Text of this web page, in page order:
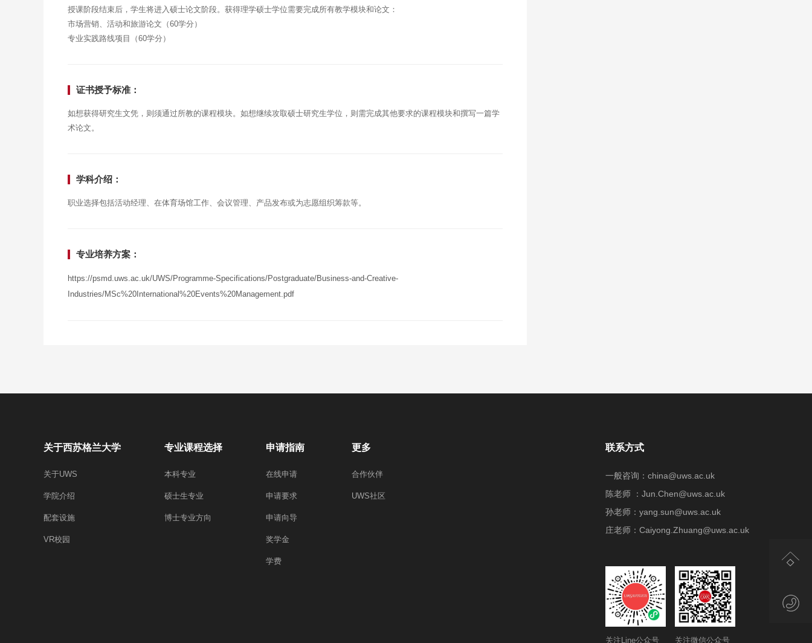
授课阶段结束后，学生将进入硕士论文阶段。获得理学硕士学位需要完成所有教学模块和论文：
市场营销、活动和旅游论文（60学分）
专业实践路线项目（60学分）
证书授予标准：
如想获得研究生文凭，则须通过所教的课程模块。如想继续攻取硕士研究生学位，则需完成其他要求的课程模块和撰写一篇学
术论文。
学科介绍：
职业选择包括活动经理、在体育场馆工作、会议管理、产品发布或为志愿组织筹款等。
专业培养方案：
https://psmd.uws.ac.uk/UWS/Programme-Specifications/Postgraduate/Business-and-Creative-
Industries/MSc%20International%20Events%20Management.pdf
关于西苏格兰大学
关于UWS
学院介绍
配套设施
VR校园
专业课程选择
本科专业
硕士生专业
博士专业方向
申请指南
在线申请
申请要求
申请向导
奖学金
学费
更多
合作伙伴
UWS社区
联系方式
一般咨询：china@uws.ac.uk
陈老师 ：Jun.Chen@uws.ac.uk
孙老师：yang.sun@uws.ac.uk
庄老师：Caiyong.Zhuang@uws.ac.uk
关注Line公众号 关注微信公众号